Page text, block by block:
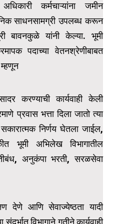
कर्मचाऱ्यांना जमीन
साधनसामग्री उपलब्ध करून
बावनकुळे यांनी केल्या. भूमी
पदाच्या वेतनश्रेणीबाबत
करण्याची कार्यवाही केली
प्रवास भत्ता दिला जातो त्या
निर्णय घेतला जाईल,
भूमी अभिलेख विभागातील
अनुकंपा भरती, सरळसेवा
देणे आणि सेवाज्येष्ठता यादी
विभागाने गतीने कार्यवाही